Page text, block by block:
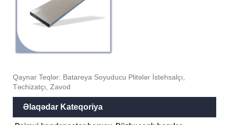
Qaynar Teqlər: Batareya Soyuducu Plitələr İstehsalçı,
Təchizatçı, Zavod
Əlaqədar Kateqoriya